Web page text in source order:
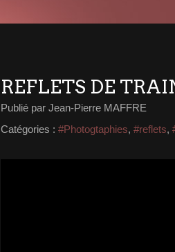
REFLETS DE
Publié par Jean-Pierre MAFFRE
Catégories : #Photogtaphies, #reflets,